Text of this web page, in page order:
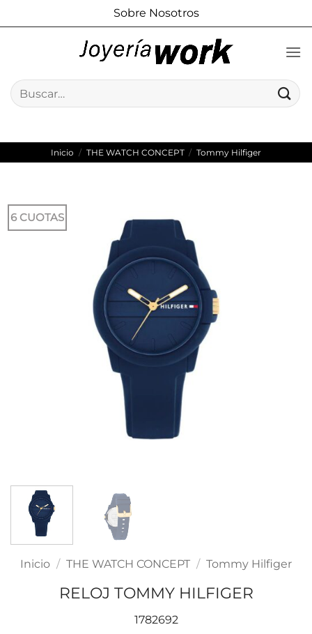
al
Sobre Nosotros
Buscar
por:
Inicio / THE WATCH CONCEPT / Tommy Hilfiger
6 CUOTAS
Inicio / THE WATCH CONCEPT / Tommy Hilfiger
RELOJ TOMMY HILFIGER
1782692